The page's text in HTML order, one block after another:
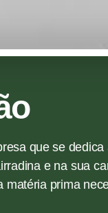
que se
e na sua
matéria prima